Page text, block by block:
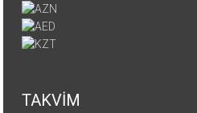
TAKVİM